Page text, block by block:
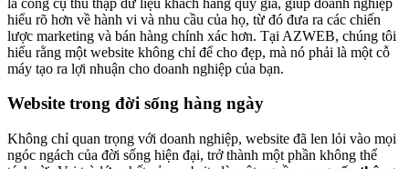
hiểu rõ hơn về hành vi và nhu cầu của họ, từ đó đưa ra các chiến
lược marketing và bán hàng chính xác hơn. Tại AZWEB, chúng tôi
hiểu rằng một website không chỉ để cho đẹp, mà nó phải là một cỗ
máy tạo ra lợi nhuận cho doanh nghiệp của bạn.
Website trong đời sống hàng ngày
Không chỉ quan trọng với doanh nghiệp, website đã len lỏi vào mọi
ngóc ngách của đời sống hiện đại, trở thành một phần không thể